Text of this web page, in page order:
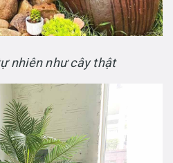
nhiên như cây thật